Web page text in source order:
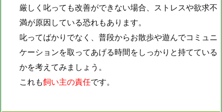
厳しく叱っても改善ができない場合、ストレスや欲求不
満が原因している恐れもあります。
叱ってばかりでなく、普段からお散歩や遊んでコミュニ
ケーションを取ってあげる時間をしっかりと持てている
かを考えてみましょう。
これも飼い主の責任です。